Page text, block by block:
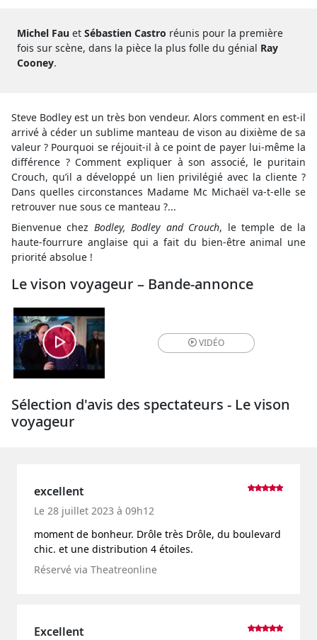
Michel Fau et Sébastien Castro réunis pour la première
fois sur scène, dans la pièce la plus folle du génial Ray
Cooney.
Steve Bodley est un très bon vendeur. Alors comment en est-il
arrivé à céder un sublime manteau de vison au dixième de sa
valeur ? Pourquoi se réjouit-il à ce point de payer lui-même la
différence ? Comment expliquer à son associé, le puritain
Crouch, qu’il a développé un lien privilégié avec la cliente ?
Dans quelles circonstances Madame Mc Michaël va-t-elle se
retrouver nue sous ce manteau ?...
Bienvenue chez Bodley, Bodley and Crouch, le temple de la
haute-fourrure anglaise qui a fait du bien-être animal une
priorité absolue !
Le vison voyageur – Bande-annonce
VIDÉO
Sélection d'avis des spectateurs - Le vison
voyageur
excellent
Le 28 juillet 2023 à 09h12
moment de bonheur. Drôle très Drôle, du boulevard
chic. et une distribution 4 étoiles.
Réservé via Theatreonline
Excellent